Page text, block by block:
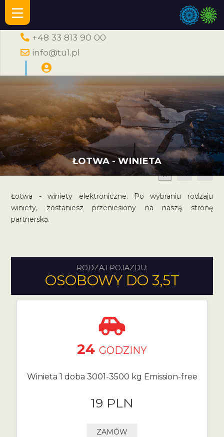
+48 33 813 90 00
info@tu1.pl
ŁOTWA - WINIETA
A A
Łotwa - winiety elektroniczne. Po wybraniu rodzaju
winiety, zostaniesz przeniesiony na naszą stronę
partnerską.
RODZAJ POJAZDU:
OSOBOWY DO 3,5T
24 GODZINY
Winieta 1 doba 3001-3500 kg Emission-free
19 PLN
ZAMÓW